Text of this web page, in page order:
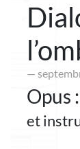
—
Opus
et